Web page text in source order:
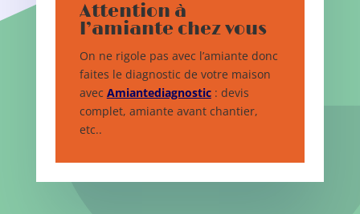
Attention à
l’amiante chez vous
On ne rigole pas avec l’amiante donc
faites le diagnostic de votre maison
avec Amiantediagnostic: devis
complet, amiante avant chantier,
etc..